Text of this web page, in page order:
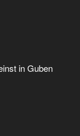
in Guben